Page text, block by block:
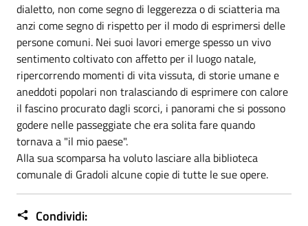
dialetto, non come segno di leggerezza o di sciatteria ma
anzi come segno di rispetto per il modo di esprimersi delle
persone comuni. Nei suoi lavori emerge spesso un vivo
sentimento coltivato con affetto per il luogo natale,
ripercorrendo momenti di vita vissuta, di storie umane e
aneddoti popolari non tralasciando di esprimere con calore
il fascino procurato dagli scorci, i panorami che si possono
godere nelle passeggiate che era solita fare quando
tornava a "il mio paese".
Alla sua scomparsa ha voluto lasciare alla biblioteca
comunale di Gradoli alcune copie di tutte le sue opere.
Condividi: